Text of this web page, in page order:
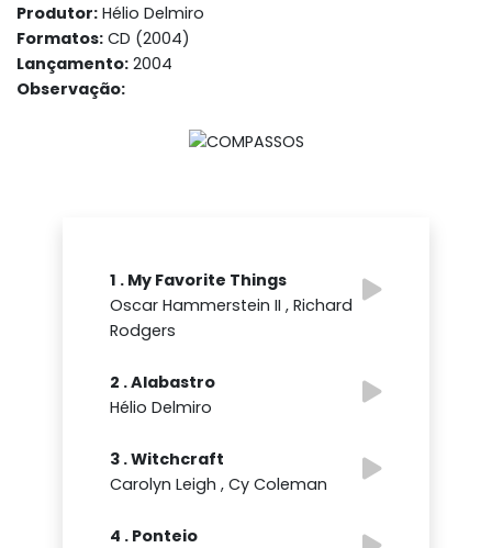
Produtor: Hélio Delmiro
Formatos: CD (2004)
Lançamento: 2004
Observação:
1 . My Favorite Things
Oscar Hammerstein II , Richard
Rodgers
2 . Alabastro
Hélio Delmiro
3 . Witchcraft
Carolyn Leigh , Cy Coleman
4 . Ponteio